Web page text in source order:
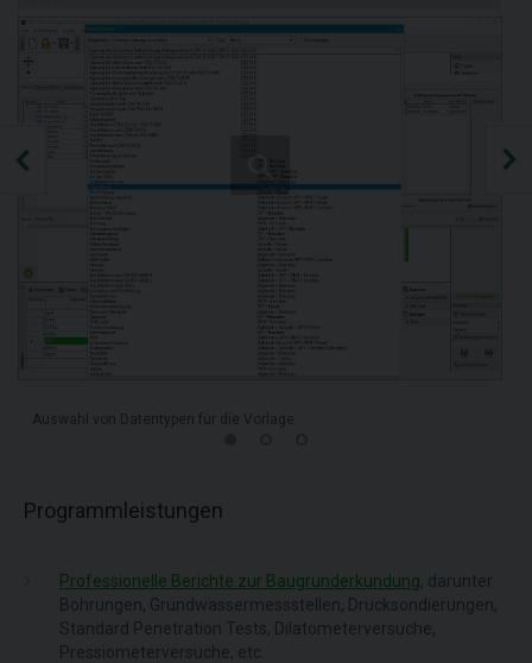
Auswahl von Datentypen für die Vorlage
Programmleistungen
Professionelle Berichte zur Baugrunderkundung, darunter
Bohrungen, Grundwassermessstellen, Drucksondierungen,
Standard Penetration Tests, Dilatometerversuche,
Pressiometerversuche, etc.